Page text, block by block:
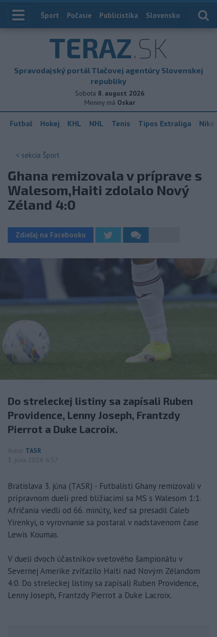
Index
Šport Počasie Publicistika Slovensko
TERAZ.SK
Spravodajský portál Tlačovej agentúry Slovenskej
republiky
Sobota 8. august 2026
Meniny má Oskar
Futbal Hokej KHL NHL Tenis Tipos Extraliga
< sekcia Šport
Ghana remizovala v príprave s
Walesom,Haiti zdolalo Nový
Zéland 4:0
Zdieľaj na Facebooku
Do streleckej listiny sa zapísali Ruben
Providence, Lenny Joseph, Frantzdy
Pierrot a Duke Lacroix.
Autor TASR
3. júna 2026 6:57
Bratislava 3. júna (TASR) - Futbalisti Ghany remizovali v
prípravnom dueli pred blížiacimi sa MS s Walesom 1:1.
Afričania viedli od 66. minúty, keď sa presadil Caleb
Yirenkyi, o vyrovnanie sa postaral v nadstavenom čase
Lewis Koumas.
V dueli dvoch účastníkov svetového šampionátu v
Severnej Amerike zvíťazilo Haiti nad Novým Zélandom
4:0. Do streleckej listiny sa zapísali Ruben Providence,
Lenny Joseph, Frantzdy Pierrot a Duke Lacroix.